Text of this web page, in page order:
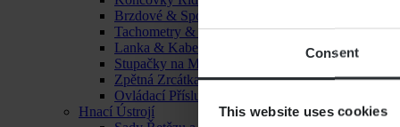
Consent
This website uses cookies
Brzdové & Spojkové Páčky
Tachometry & Hodiny
Lanka & Kabely
Stupačky na Motorku
Zpětná Zrcátka
Ovládací Příslušenství
Hnací Ústrojí